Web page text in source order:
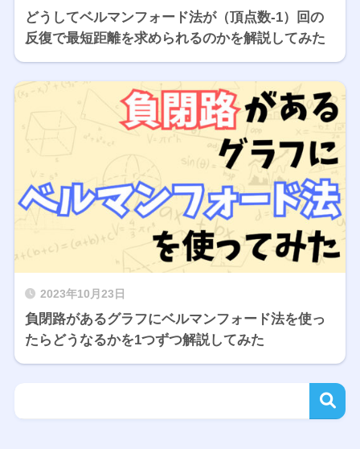
どうしてベルマンフォード法が（頂点数-1）回の
反復で最短距離を求められるのかを解説してみた
2023年10月23日
負閉路があるグラフにベルマンフォード法を使っ
たらどうなるかを1つずつ解説してみた